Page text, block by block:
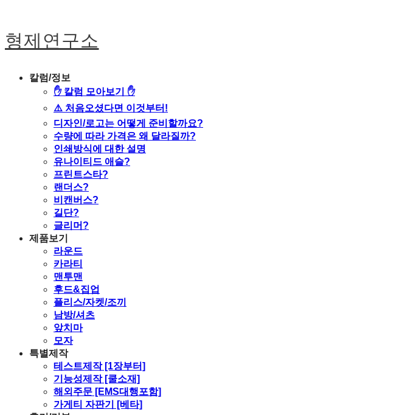
형제연구소
칼럼/정보
✋ 칼럼 모아보기 ✋
⚠️ 처음오셨다면 이것부터!
디자인/로고는 어떻게 준비할까요?
수량에 따라 가격은 왜 달라질까?
인쇄방식에 대한 설명
유나이티드 애슬?
프린트스타?
랜더스?
비캔버스?
길단?
글리머?
제품보기
라운드
카라티
맨투맨
후드&집업
플리스/자켓/조끼
남방/셔츠
앞치마
모자
특별제작
테스트제작 [1장부터]
기능성제작 [쿨소재]
해외주문 [EMS대행포함]
가게티 자판기 [베타]